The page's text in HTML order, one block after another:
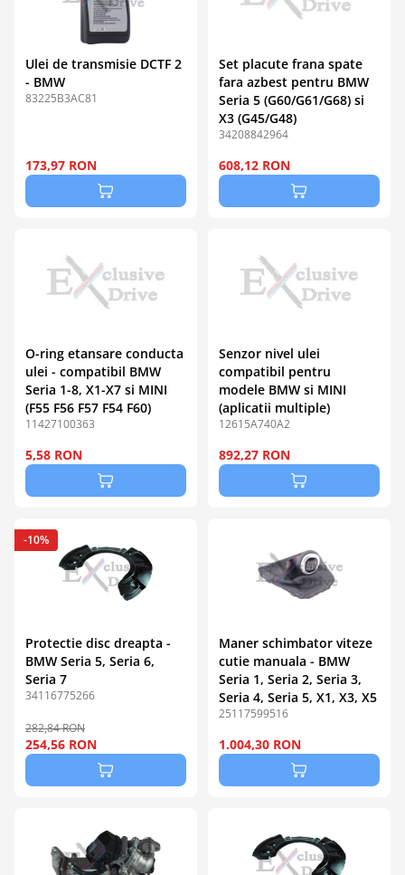
Ulei de transmisie DCTF 2
- BMW
83225B3AC81
173,97 RON
Set placute frana spate
fara azbest pentru BMW
Seria 5 (G60/G61/G68) si
X3 (G45/G48)
34208842964
608,12 RON
O-ring etansare conducta
ulei - compatibil BMW
Seria 1-8, X1-X7 si MINI
(F55 F56 F57 F54 F60)
11427100363
5,58 RON
Senzor nivel ulei
compatibil pentru
modele BMW si MINI
(aplicatii multiple)
12615A740A2
892,27 RON
Protectie disc dreapta -
BMW Seria 5, Seria 6,
Seria 7
34116775266
282,84 RON
254,56 RON
-10%
Maner schimbator viteze
cutie manuala - BMW
Seria 1, Seria 2, Seria 3,
Seria 4, Seria 5, X1, X3, X5
25117599516
1.004,30 RON